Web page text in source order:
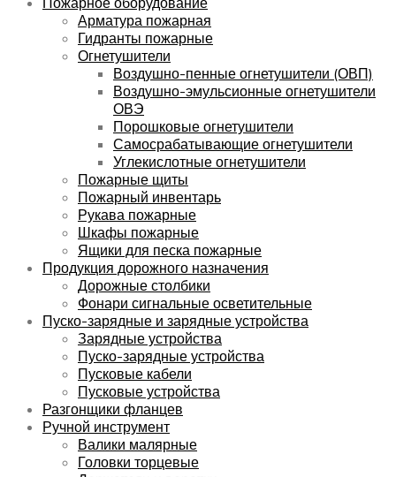
Арматура пожарная
Гидранты пожарные
Огнетушители
Воздушно-пенные огнетушители (ОВП)
Воздушно-эмульсионные огнетушители
ОВЭ
Порошковые огнетушители
Самосрабатывающие огнетушители
Углекислотные огнетушители
Пожарные щиты
Пожарный инвентарь
Рукава пожарные
Шкафы пожарные
Ящики для песка пожарные
Продукция дорожного назначения
Дорожные столбики
Фонари сигнальные осветительные
Пуско-зарядные и зарядные устройства
Зарядные устройства
Пуско-зарядные устройства
Пусковые кабели
Пусковые устройства
Разгонщики фланцев
Ручной инструмент
Валики малярные
Головки торцевые